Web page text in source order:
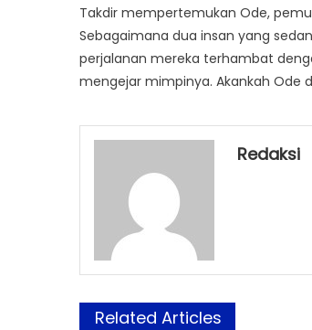
Takdir mempertemukan Ode,
Sebagaimana dua insan yang
perjalanan mereka terhambat
mengejar mimpinya. Akankah Ode
Redaksi
Related Articles